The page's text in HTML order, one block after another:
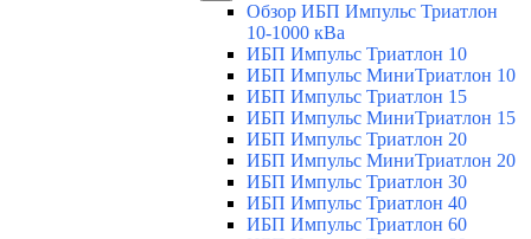
Обзор ИБП Импульс Триатлон
10-1000 кВа
ИБП Импульс Триатлон 10
ИБП Импульс МиниТриатлон 10
ИБП Импульс Триатлон 15
ИБП Импульс МиниТриатлон 15
ИБП Импульс Триатлон 20
ИБП Импульс МиниТриатлон 20
ИБП Импульс Триатлон 30
ИБП Импульс Триатлон 40
ИБП Импульс Триатлон 60